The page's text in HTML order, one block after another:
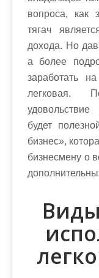
вопроса, как
тягач
дохода. Но
а более
заработать
легковая.
будет
бизнес»,
бизнесмену о